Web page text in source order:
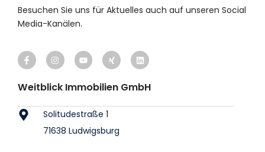
Besuchen Sie uns für Aktuelles auch auf unseren Social
Media-Kanälen.
Weitblick Immobilien GmbH
Solitudestraße 1
71638 Ludwigsburg